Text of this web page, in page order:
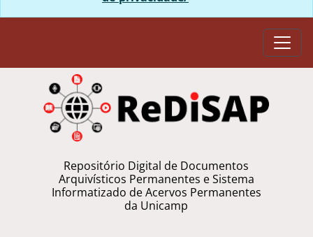
Repositório Digital de Documentos
Arquivísticos Permanentes e Sistema
Informatizado de Acervos Permanentes
da Unicamp